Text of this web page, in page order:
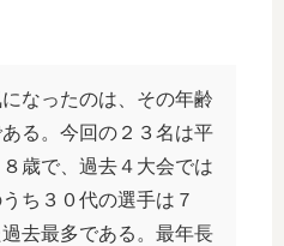
なったのは、その年齢
る。今回の２３名は平
歳で、過去４大会では
ち３０代の選手は７
去最多である。最年長